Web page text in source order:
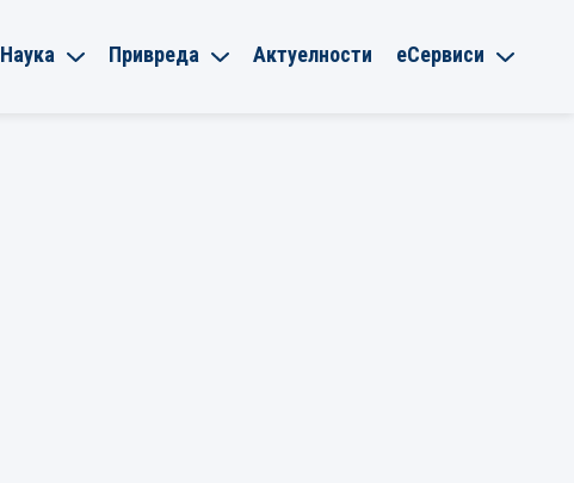
Наука Привреда Актуелности еСервиси